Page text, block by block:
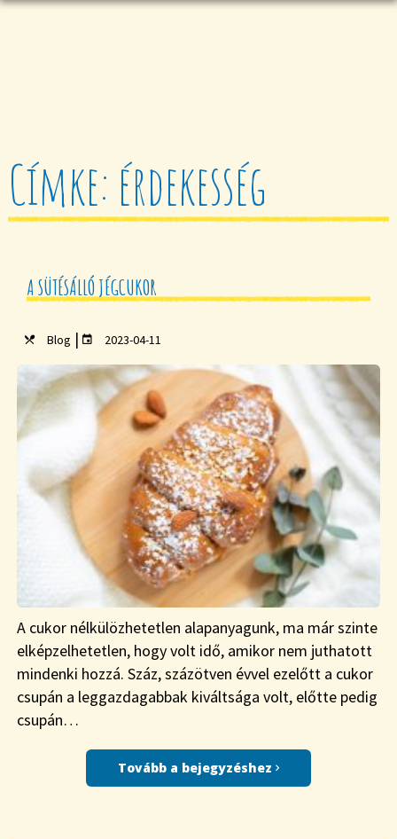
Címke: érdekesség
A SÜTÉSÁLLÓ JÉGCUKOR
Blog | 2023-04-11
A cukor nélkülözhetetlen alapanyagunk, ma már szinte
elképzelhetetlen, hogy volt idő, amikor nem juthatott
mindenki hozzá. Száz, százötven évvel ezelőtt a cukor
csupán a leggazdagabbak kiváltsága volt, előtte pedig
csupán…
Tovább a bejegyzéshez